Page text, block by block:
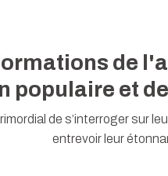
de
populaire et
de s’interroger sur
entrevoir leur